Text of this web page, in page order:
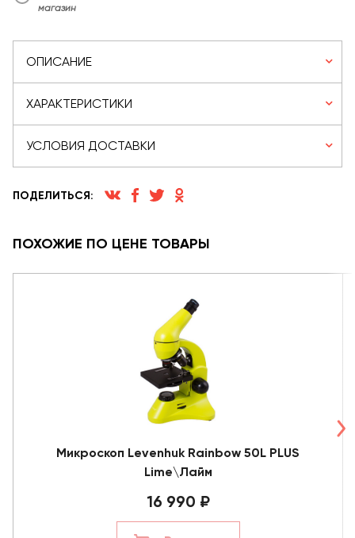
магазин
ОПИСАНИЕ
ХАРАКТЕРИСТИКИ
УСЛОВИЯ ДОСТАВКИ
ПОДЕЛИТЬСЯ:
ПОХОЖИЕ ПО ЦЕНЕ ТОВАРЫ
Микроскоп Levenhuk Rainbow 50L PLUS
Lime\Лайм
16 990 ₽